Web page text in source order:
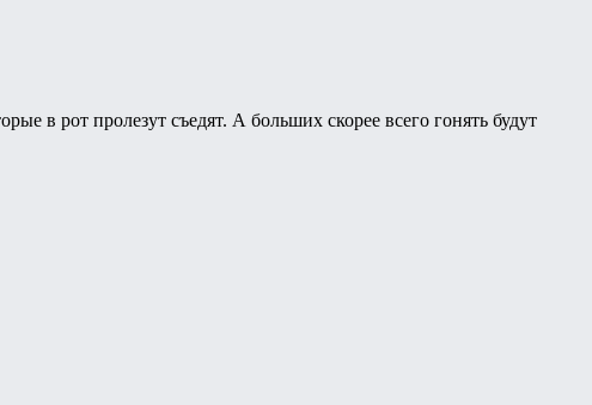
в рот пролезут съедят. А больших скорее всего гонять будут